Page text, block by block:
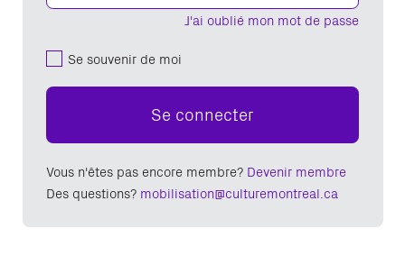
J'ai oublié mon mot de passe
Se souvenir de moi
Se connecter
Vous n'êtes pas encore membre? Devenir membre
Des questions? mobilisation@culturemontreal.ca